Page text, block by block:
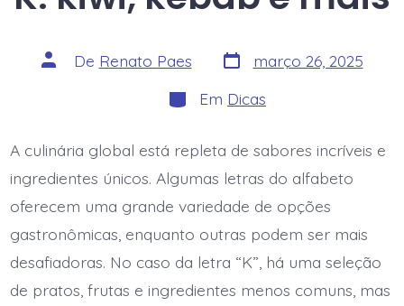
Autor
do
De Renato Paes Data
do
março 26, 2025
Categorias
Em Dicas
A culinária global está repleta de sabores incríveis e
ingredientes únicos. Algumas letras do alfabeto
oferecem uma grande variedade de opções
gastronômicas, enquanto outras podem ser mais
desafiadoras. No caso da letra “K”, há uma seleção
de pratos, frutas e ingredientes menos comuns, mas